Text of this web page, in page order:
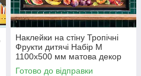
Наклейки на стіну Тропічні
Фрукти дитячі Набір M
1100х500 мм матова декор
дитячої Happy Pocket
Готово до відправки